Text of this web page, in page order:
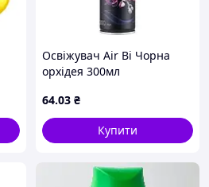
Освіжувач Air Bi Чорна
орхідея 300мл
64.03 ₴
Купити